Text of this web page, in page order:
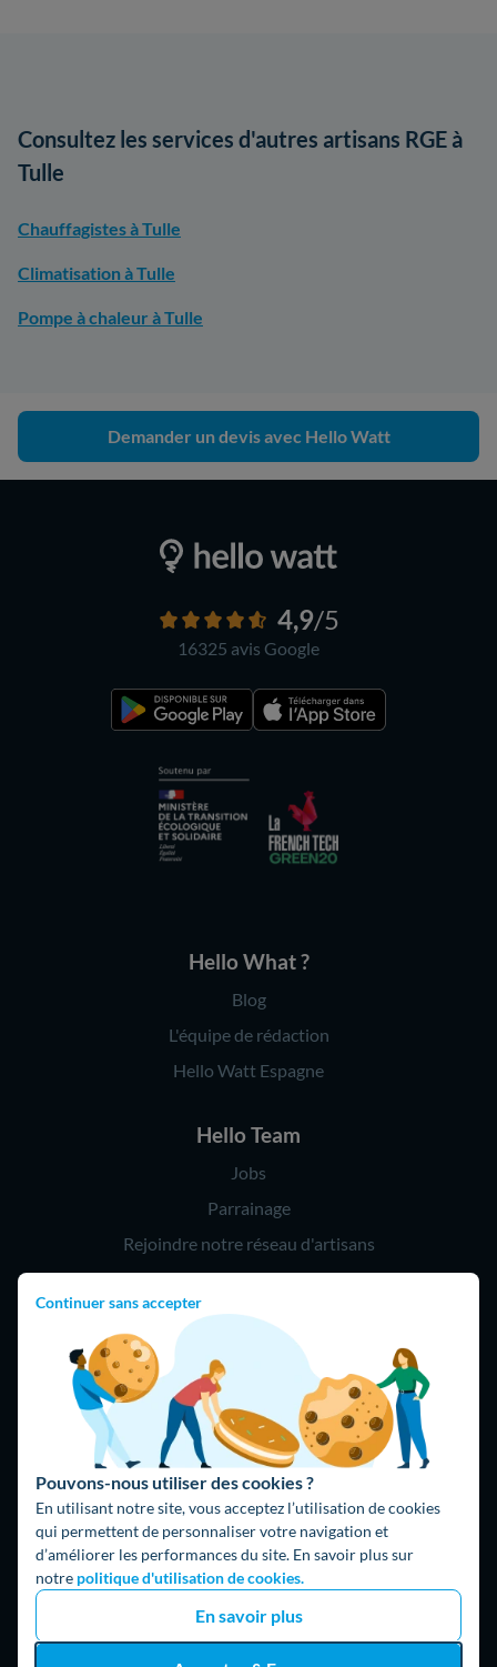
Continuer sans accepter
Pouvons-nous utiliser des cookies ?
En utilisant notre site, vous acceptez l’utilisation de cookies
qui permettent de personnaliser votre navigation et
d’améliorer les performances du site. En savoir plus sur
notre politique d'utilisation de cookies.
En savoir plus
Consultez les services d'autres artisans RGE à
Tulle
Chauffagistes à Tulle
Climatisation à Tulle
Pompe à chaleur à Tulle
Demander un devis avec Hello Watt
4,9/5
16325 avis Google
Hello What ?
Blog
L'équipe de rédaction
Hello Watt Espagne
Hello Team
Jobs
Parrainage
Rejoindre notre réseau d'artisans
09 75 18 60 60
(8h-21h)
75018 Paris
Fait avec ⚡ par Hello Watt
© 2026 Hello Watt |CGU|Mentions légales